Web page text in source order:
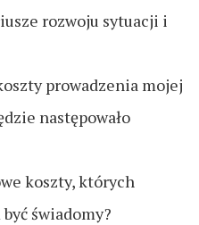
rozwoju sytuacji i
prowadzenia mojej
następowało
koszty, których
świadomy?